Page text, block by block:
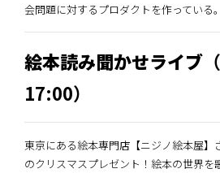
会問題に対するプロダクトを作っている。
絵本読み聞かせライブ
17:00）
東京にある絵本専門店【ニジノ絵本屋】
のクリスマスプレゼント！絵本の世界を